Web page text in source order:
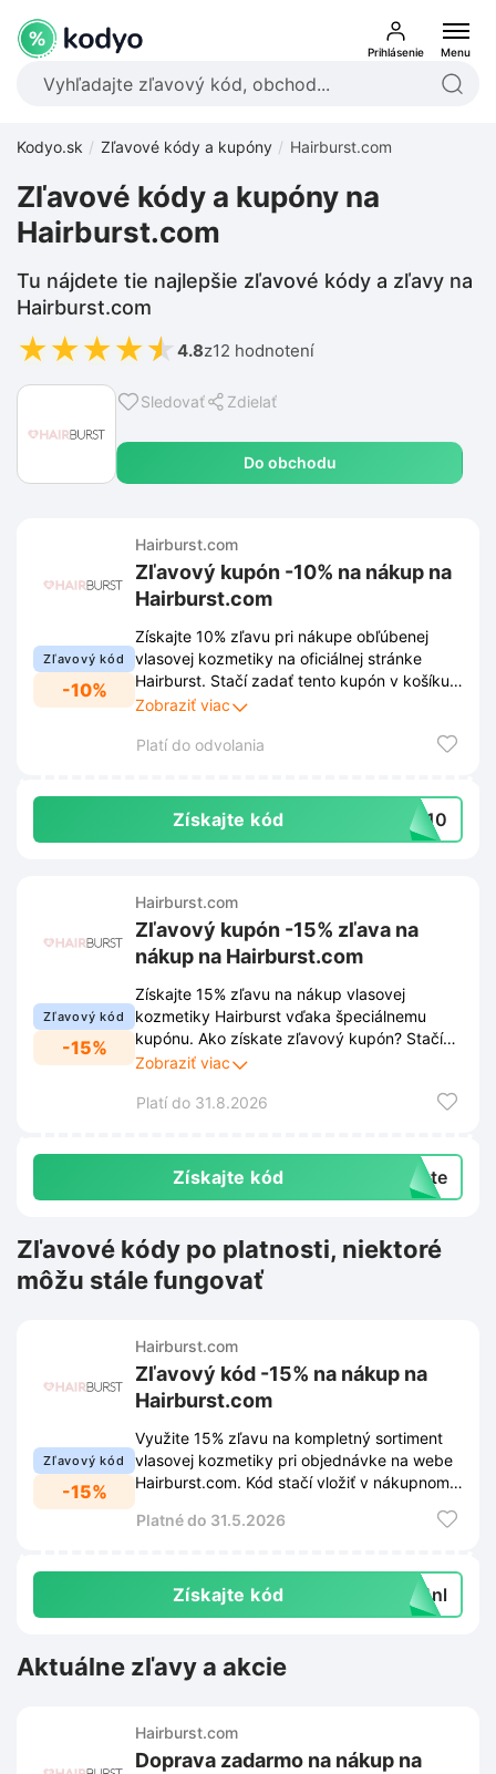
Prihlásenie Menu
Kodyo.sk Zľavové kódy a kupóny Hairburst.com
Sledovať Zdielať
Do obchodu
Zľavové kódy a kupóny na
Hairburst.com
Tu nájdete tie najlepšie zľavové kódy a zľavy na
Hairburst.com
★★★★★ 4.8z12 hodnotení
Zľavový kód
-10%
Hairburst.com
Zľavový kupón -10% na nákup na
Hairburst.com
Získajte 10% zľavu pri nákupe obľúbenej
vlasovej kozmetiky na oficiálnej stránke
Hairburst. Stačí zadať tento kupón v košíku a
cena objednávky sa okamžite zníži.
Zobraziť viac
Platí do odvolania
Získajte kód AL10
Zľavový kód
-15%
Hairburst.com
Zľavový kupón -15% zľava na
nákup na Hairburst.com
Získajte 15% zľavu na nákup vlasovej
kozmetiky Hairburst vďaka špeciálnemu
kupónu. Ako získate zľavový kupón? Stačí
sa prihlásiť k odberu newslettera cez
Hairburst.com. Prihlásením získate prístup k
Zobraziť viac
Platí do 31.8.2026
Získajte kód exte
Zľavové kódy po platnosti, niektoré
môžu stále fungovať
Zľavový kód
-15%
Hairburst.com
Zľavový kód -15% na nákup na
Hairburst.com
Využite 15% zľavu na kompletný sortiment
vlasovej kozmetiky pri objednávke na webe
Hairburst.com. Kód stačí vložiť v nákupnom
Platné do 31.5.2026
Získajte kód k4nl
Aktuálne zľavy a akcie
Hairburst.com
Doprava zadarmo na nákup na